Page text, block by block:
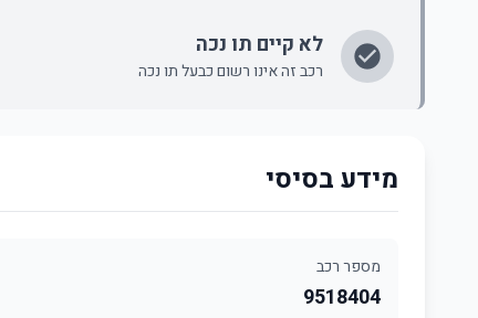
לא קיים תו נכה
רכב זה אינו רשום כבעל תו נכה
מידע בסיסי
מספר רכב
9518404